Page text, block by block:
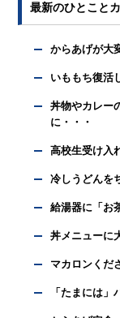
最新のひとこと
からあげが大
いももち復活
丼物やカレー
に・・・
高校生受け入
冷しうどんを
給湯器に「お
丼メニューに
マカロンくだ
「たまには」